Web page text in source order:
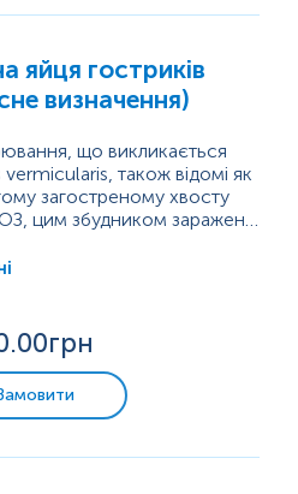
захворювань
Моніторинг вагітності.
яйця гостриків
визначення)
що викликається
також відомі як
загостреному хвосту
цим збудником заражено
Самки мають розміри
.00грн